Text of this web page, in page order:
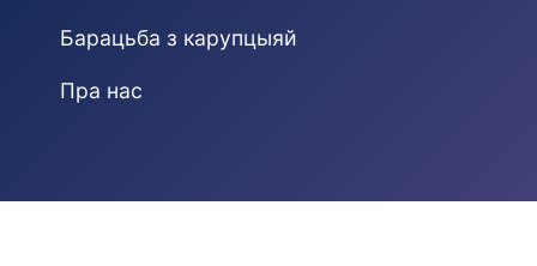
Барацьба з карупцыяй
Пра нас